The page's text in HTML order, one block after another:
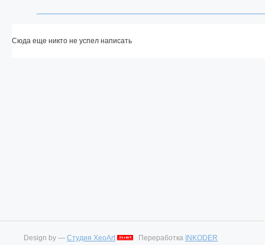
Сюда еще никто не успел написать
Design by — Студия XeoArt Переработка INKODER